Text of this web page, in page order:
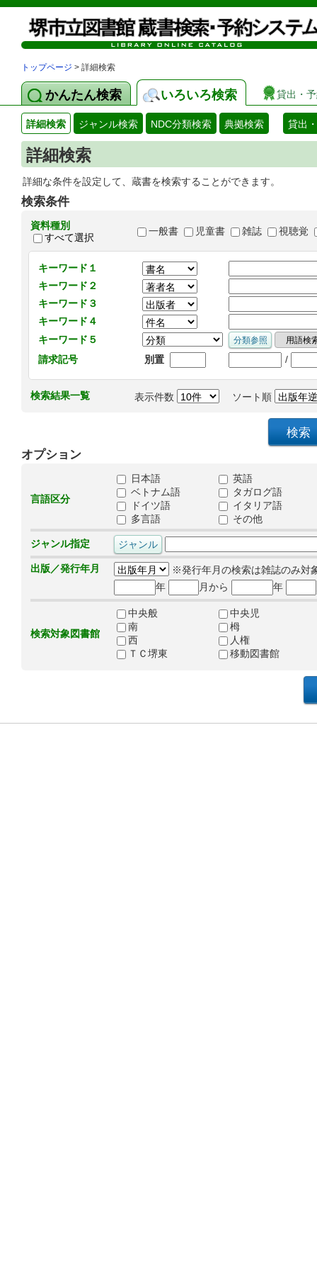
トップページ > 詳細検索
かんたん検索 いろいろ検索 貸出・
詳細検索 ジャンル検索 NDC分類検索 典拠検索 貸出
詳細検索
詳細な条件を設定して、蔵書を検索することができます。
検索条件
資料種別
すべて選択
一般書 児童書 雑誌 視聴覚
キーワード１
キーワード２
キーワード３
キーワード４
キーワード５
請求記号
別置 /
検索結果一覧 表示件数 ソート順
オプション
言語区分
日本語
英語
ベトナム語
タガログ語
ドイツ語
イタリア語
多言語
その他
ジャンル指定
出版／発行年月
※発行年月の検索は雑誌のみ対
年
月から 年
検索対象図書館
中央般
中央児
南
栂
西
人権
ＴＣ堺東
移動図書館